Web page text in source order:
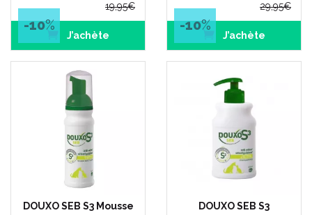
19,95€
-10%
J’achète
29,95€
-10%
J’achète
DOUXO SEB S3 Mousse
DOUXO SEB S3